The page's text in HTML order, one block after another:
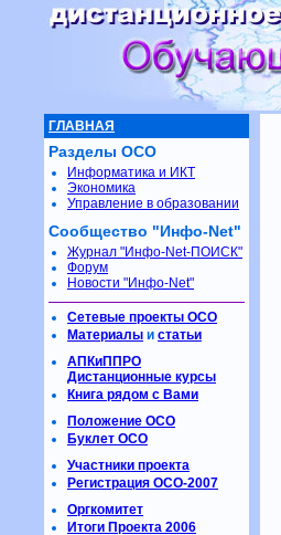
ГЛАВНАЯ
Разделы ОСО
Информатика и ИКТ
Экономика
Управление в образовании
Сообщество "Инфо-Net"
Журнал "Инфо-Net-ПОИСК"
Форум
Новости "Инфо-Net"
Сетевые проекты ОСО
Материалы и статьи
АПКиППРО
Дистанционные курсы
Книга рядом с Вами
Положение ОСО
Буклет ОСО
Участники проекта
Регистрация ОСО-2007
Оргкомитет
Итоги Проекта 2006